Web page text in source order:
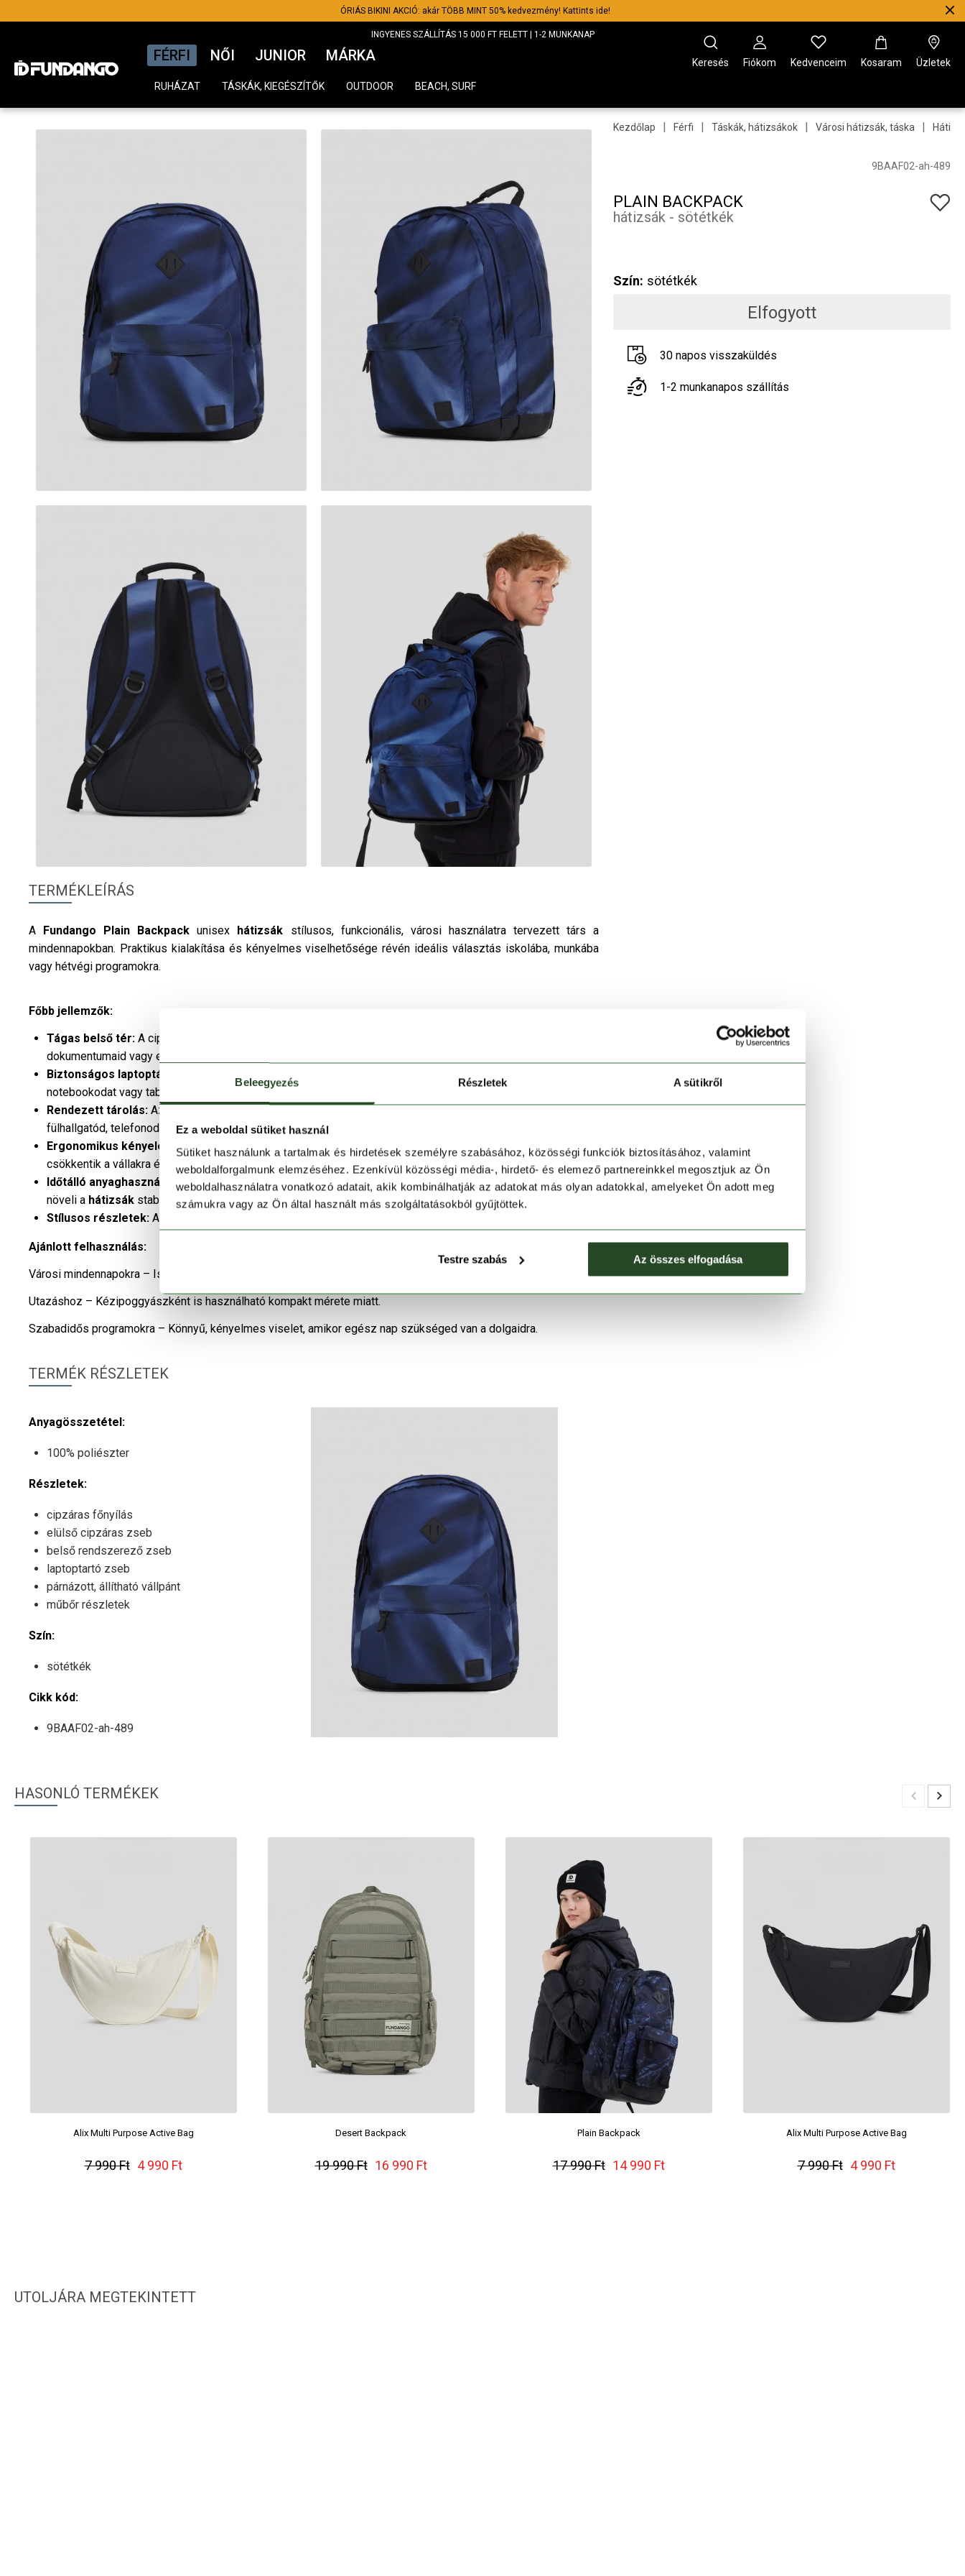
Beleegyezés Részletek A sütikről
Ez a weboldal sütiket használ
Sütiket használunk a tartalmak és hirdetések személyre szabásához, közösségi funkciók biztosításához, valamint
weboldalforgalmunk elemzéséhez. Ezenkívül közösségi média-, hirdető- és elemező partnereinkkel megosztjuk az Ön
weboldalhasználatra vonatkozó adatait, akik kombinálhatják az adatokat más olyan adatokkal, amelyeket Ön adott meg
számukra vagy az Ön által használt más szolgáltatásokból gyűjtöttek.
Testre szabás Az összes elfogadása
ÓRIÁS BIKINI AKCIÓ: akár TÖBB MINT 50% kedvezmény! Kattints ide!
INGYENES SZÁLLÍTÁS 15 000 FT FELETT | 1-2 MUNKANAP
FÉRFI NŐI JUNIOR MÁRKA
RUHÁZAT TÁSKÁK, KIEGÉSZÍTŐK OUTDOOR BEACH, SURF
Keresés Fiókom Kedvenceim Kosaram Üzletek
TERMÉKLEÍRÁS
A Fundango Plain Backpackunisex hátizsák stílusos, funkcionális, városi használatra tervezett társ a
mindennapokban. Praktikus kialakítása és kényelmes viselhetősége révén ideális választás iskolába, munkába
vagy hétvégi programokra.
Főbb jellemzők:
Tágas belső tér: A cipzáras főrekeszben kényelmesen elférnek a napi használatú eszközeid,
dokumentumaid vagy egy váltás ruha.
Biztonságos laptoptárolás:
A belső, párnázott laptoptartó zsebben megbízhatóan szállíthatod
notebookodat vagy tabletjeidet.
Rendezett tárolás: Az elülső cipzáras zseb és a belső rendszerező rekesz lehetővé teszik, hogy kulcsaid,
fülhallgatód, telefonod és egyéb kiegészítőid mindig kézközelben, átláthatóan rendezetten maradjanak.
Ergonomikus kényelem:Az állítható, párnázott vállpántok ergonomikus kialakításuknak köszönhetően
csökkentik a vállakra és hátra nehezedő nyomást, és kényelmes viseletet biztosítanak egész nap.
Időtálló anyaghasználat:Kopásálló poliészter szerkezete tartós és könnyű, míg a megerősített alsó panel
növeli a hátizsák stabilitását és élettartamát.
Stílusos részletek: A műbőr elemek divatos megjelenést biztosítanak.
Ajánlott felhasználás:
Városi mindennapokra – Iskolához, munkába járáshoz vagy napi ingázáshoz.
Utazáshoz – Kézipoggyászként is használható kompakt mérete miatt.
Szabadidős programokra – Könnyű, kényelmes viselet, amikor egész nap szükséged van a dolgaidra.
TERMÉK RÉSZLETEK
Anyagösszetétel:
100% poliészter
Részletek:
cipzáras főnyílás
elülső cipzáras zseb
belső rendszerező zseb
laptoptartó zseb
párnázott, állítható vállpánt
műbőr részletek
Szín:
sötétkék
Cikk kód:
9BAAF02-ah-489
Kezdőlap | Férfi | Táskák, hátizsákok | Városi hátizsák, táska |
9BAAF02-ah-489
PLAIN BACKPACK
hátizsák - sötétkék
Szín: sötétkék
Elfogyott
30 napos visszaküldés
1-2 munkanapos szállítás
HASONLÓ TERMÉKEK
Alix Multi Purpose Active Bag
7 990 Ft 4 990 Ft
Desert Backpack
19 990 Ft 16 990 Ft
Plain Backpack
17 990 Ft 14 990 Ft
Alix Multi Purpose Active Bag
7 990 Ft 4 990 Ft
UTOLJÁRA MEGTEKINTETT